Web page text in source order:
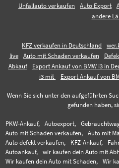
Unfallauto verkaufen Auto Export
andere
KFZ verkaufen in Deutschland
live
Auto mit Schaden verkaufen
Abkauf
Export Ankauf von BMW i3 in
i3 mit
Export Ankauf von
Wenn Sie sich unter den aufgeführten
gefunden haben,
PKW-Ankauf, Autoexport,
Auto mit Schaden verkaufen,
Auto mit
Auto defekt verkaufen,
KFZ-Ankauf,
Autoankauf,
wir kaufen dein Auto mit
Wir kaufen dein Auto mit Schaden,
Wir